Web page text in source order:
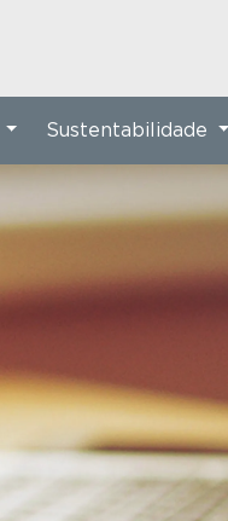
Sustentabilidade